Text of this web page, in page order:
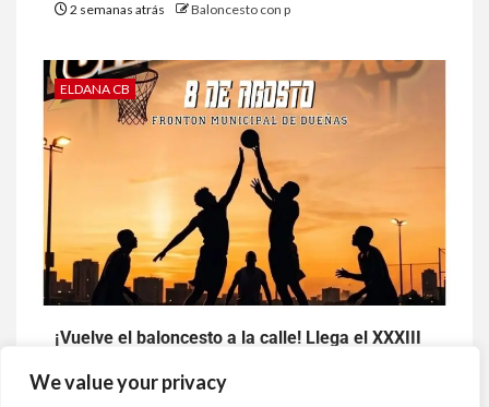
We value your privacy
2 semanas atrás Baloncesto con p
ELDANA CB
¡Vuelve el baloncesto a la calle! Llega el XXXIII
2 semanas atrás Baloncesto con p